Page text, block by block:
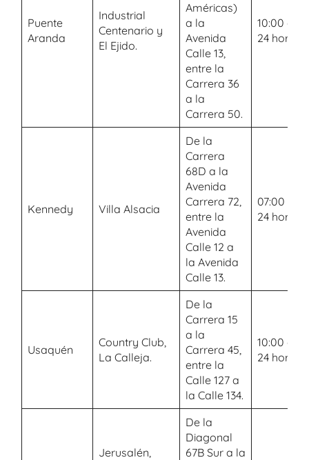
Puente
Aranda
Industrial
Centenario y
El Ejido.
Américas)
a la
Avenida
Calle 13,
entre la
Carrera 36
a la
Carrera 50.
10:00 a.m.
24 horas
Kennedy Villa Alsacia
De la
Carrera
68D a la
Avenida
Carrera 72,
entre la
Avenida
Calle 12 a
la Avenida
Calle 13.
07:00 a.m.
24 horas
Usaquén
Country Club,
La Calleja.
De la
Carrera 15
a la
Carrera 45,
entre la
Calle 127 a
la Calle 134.
10:00 a.m.
24 horas
Jerusalén,
De la
Diagonal
67B Sur a la